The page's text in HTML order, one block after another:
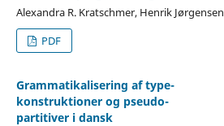
Alexandra R. Kratschmer, Henrik Jørgensen
PDF
Grammatikalisering af type-
konstruktioner og pseudo-
partitiver i dansk